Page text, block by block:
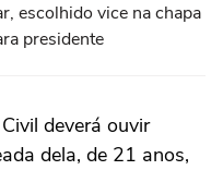
escolhido vice na chapa
presidente
deverá ouvir
dela, de 21 anos,